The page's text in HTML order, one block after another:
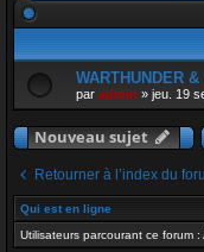
WARTHUNDER
par admin » jeu. 19
Nouveau sujet
Retourner à l’index du
Qui est en ligne
Utilisateurs parcourant ce forum